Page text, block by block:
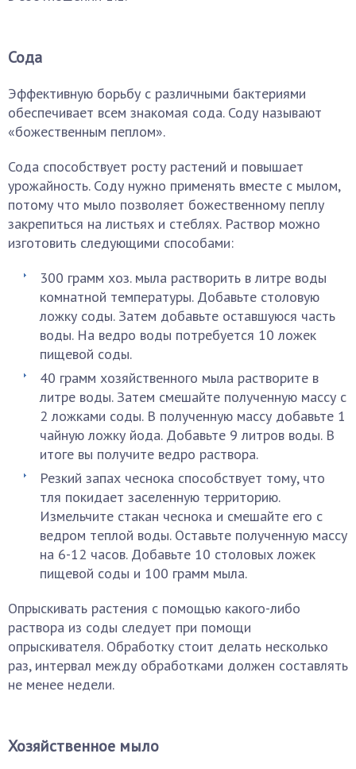
Сода
Эффективную борьбу с различными бактериями
обеспечивает всем знакомая сода. Соду называют
«божественным пеплом».
Сода способствует росту растений и повышает
урожайность. Соду нужно применять вместе с мылом,
потому что мыло позволяет божественному пеплу
закрепиться на листьях и стеблях. Раствор можно
изготовить следующими способами:
300 грамм хоз. мыла растворить в литре воды
комнатной температуры. Добавьте столовую
ложку соды. Затем добавьте оставшуюся часть
воды. На ведро воды потребуется 10 ложек
пищевой соды.
40 грамм хозяйственного мыла растворите в
литре воды. Затем смешайте полученную массу с
2 ложками соды. В полученную массу добавьте 1
чайную ложку йода. Добавьте 9 литров воды. В
итоге вы получите ведро раствора.
Резкий запах чеснока способствует тому, что
тля покидает заселенную территорию.
Измельчите стакан чеснока и смешайте его с
ведром теплой воды. Оставьте полученную массу
на 6-12 часов. Добавьте 10 столовых ложек
пищевой соды и 100 грамм мыла.
Опрыскивать растения с помощью какого-либо
раствора из соды следует при помощи
опрыскивателя. Обработку стоит делать несколько
раз, интервал между обработками должен составлять
не менее недели.
Хозяйственное мыло